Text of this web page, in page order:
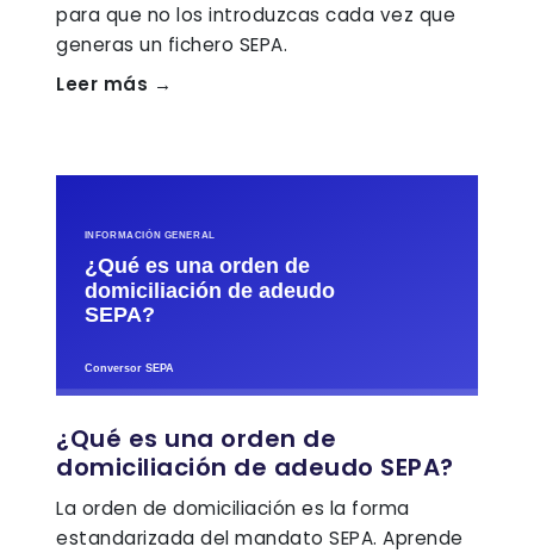
para que no los introduzcas cada vez que
generas un fichero SEPA.
Leer más →
¿Qué es una orden de
domiciliación de adeudo SEPA?
La orden de domiciliación es la forma
estandarizada del mandato SEPA. Aprende